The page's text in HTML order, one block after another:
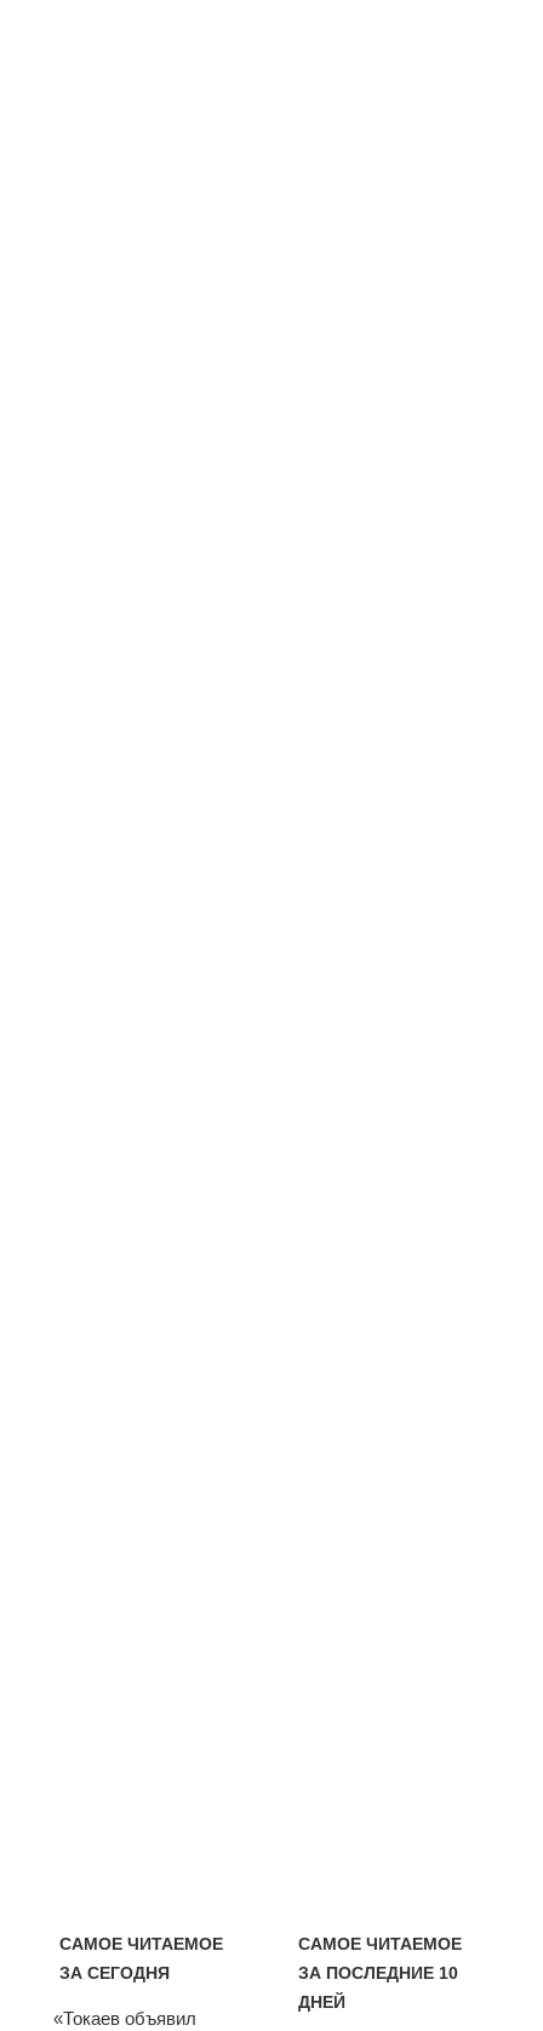
САМОЕ ЧИТАЕМОЕ
ЗА СЕГОДНЯ
«Токаев объявил
САМОЕ ЧИТАЕМОЕ
ЗА ПОСЛЕДНИЕ 10
ДНЕЙ